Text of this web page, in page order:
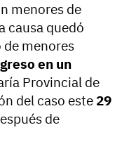
menores de
causa quedó
menores
en un
Provincial de
del caso este 29
de